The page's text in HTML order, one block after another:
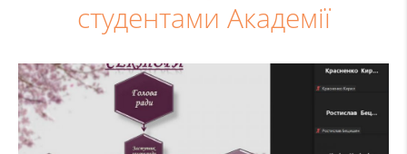
студентами Академії